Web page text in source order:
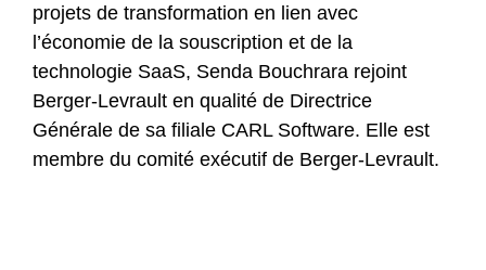
projets de transformation en lien avec
l’économie de la souscription et de la
technologie SaaS, Senda Bouchrara rejoint
Berger-Levrault en qualité de Directrice
Générale de sa filiale CARL Software. Elle est
membre du comité exécutif de Berger-Levrault.